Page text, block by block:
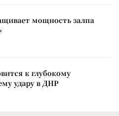
мощность залпа
к глубокому
удару в ДНР